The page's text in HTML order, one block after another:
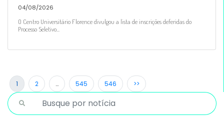
04/08/2026
O Centro Universitário Florence divulgou a lista de inscrições deferidas do
Processo Seletivo...
1 2 … 545 546 >>